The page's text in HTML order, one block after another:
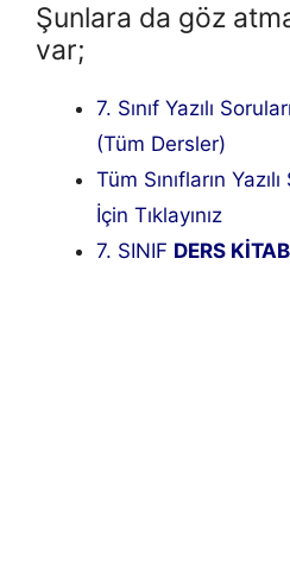
Şunlara da göz
var;
7. Sınıf Yazılı
(Tüm Dersler)
Tüm Sınıfların
İçin Tıklayınız
7. SINIF DERS